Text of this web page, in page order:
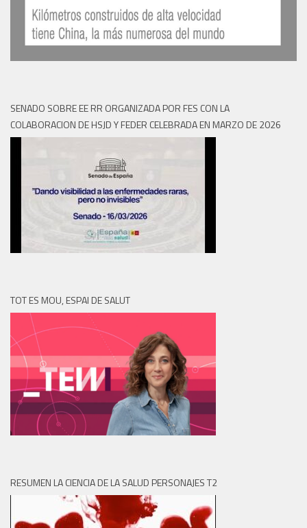
SENADO SOBRE EE RR ORGANIZADA POR FES CON LA
COLABORACION DE HSJD Y FEDER CELEBRADA EN MARZO DE 2026
TOT ES MOU, ESPAI DE SALUT
RESUMEN LA CIENCIA DE LA SALUD PERSONAJES T2